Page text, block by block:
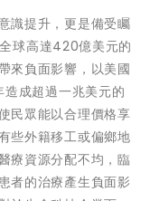
識提升，更是備受矚
球高達420億美元的
來負面影響，以美國
成超過一兆美元的
民眾能以合理價格享
些外籍移工或偏鄉地
療資源分配不均，臨
者的治療產生負面影